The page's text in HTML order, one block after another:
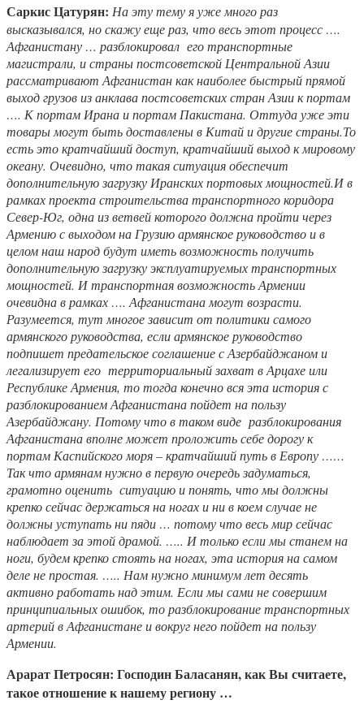
Саркис Цатурян: На эту тему я уже много раз
высказывался, но скажу еще раз, что весь этот процесс ….
Афганистану … разблокировал его транспортные
магистрали, и страны постсоветской Центральной Азии
рассматривают Афганистан как наиболее быстрый прямой
выход грузов из анклава постсоветских стран Азии к портам
…. К портам Ирана и портам Пакистана. Оттуда уже эти
товары могут быть доставлены в Китай и другие страны.То
есть это кратчайший доступ, кратчайший выход к мировому
океану. Очевидно, что такая ситуация обеспечит
дополнительную загрузку Иранских портовых мощностей.И в
рамках проекта строительства транспортного коридора
Север-Юг, одна из ветвей которого должна пройти через
Армению с выходом на Грузию армянское руководство и в
целом наш народ будут иметь возможность получить
дополнительную загрузку эксплуатируемых транспортных
мощностей. И транспортная возможность Армении
очевидна в рамках …. Афганистана могут возрасти.
Разумеется, тут многое зависит от политики самого
армянского руководства, если армянское руководство
подпишет предательское соглашение с Азербайджаном и
легализирует его территориальный захват в Арцахе или
Республике Армения, то тогда конечно вся эта история с
разблокированием Афганистана пойдет на пользу
Азербайджану. Потому что в таком виде разблокирования
Афганистана вполне может проложить себе дорогу к
портам Каспийского моря – кратчайший путь в Европу ……
Так что армянам нужно в первую очередь задуматься,
грамотно оценить ситуацию и понять, что мы должны
крепко сейчас держаться на ногах и ни в коем случае не
должны уступать ни пяди … потому что весь мир сейчас
наблюдает за этой драмой. ….. И только если мы станем на
ноги, будем крепко стоять на ногах, эта история на самом
деле не простая. ….. Нам нужно минимум лет десять
активно работать над этим. Если мы сами не совершим
принципиальных ошибок, то разблокирование транспортных
артерий в Афганистане и вокруг него пойдет на пользу
Армении.
Арарат Петросян: Господин Баласанян, как Вы считаете,
такое отношение к нашему региону …